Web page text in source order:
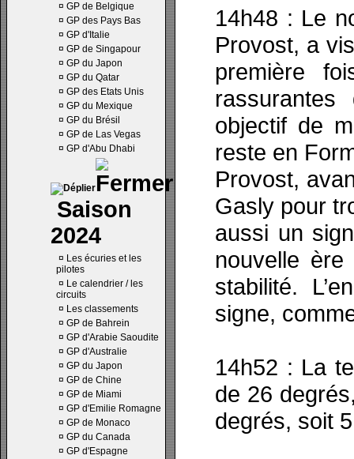
¤ GP de Belgique
¤ GP des Pays Bas
¤ GP d'Italie
¤ GP de Singapour
¤ GP du Japon
¤ GP du Qatar
¤ GP des Etats Unis
¤ GP du Mexique
¤ GP du Brésil
¤ GP de Las Vegas
¤ GP d'Abu Dhabi
Saison
2024
¤ Les écuries et les
pilotes
¤ Le calendrier / les
circuits
¤ Les classements
¤ GP de Bahrein
¤ GP d'Arabie Saoudite
¤ GP d'Australie
¤ GP du Japon
¤ GP de Chine
¤ GP de Miami
¤ GP d'Emilie Romagne
¤ GP de Monaco
¤ GP du Canada
¤ GP d'Espagne
14h48 : Le
Provost, a
première
objectif de
reste en
Provost,
Gasly pour
aussi un
nouvelle
stabilité.
signe,
14h52 : La
de 26
degrés, soit